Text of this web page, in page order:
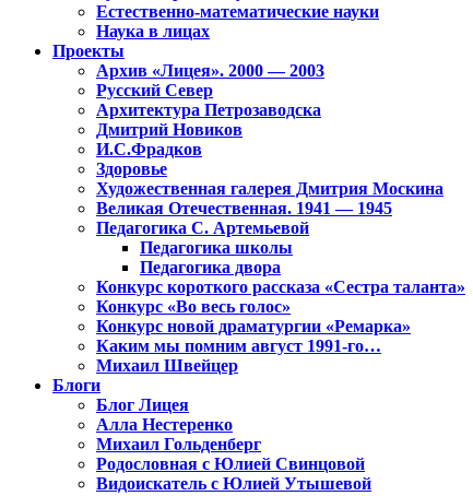
Естественно-математические науки
Наука в лицах
Проекты
Архив «Лицея». 2000 — 2003
Русский Север
Архитектура Петрозаводска
Дмитрий Новиков
И.С.Фрадков
Здоровье
Художественная галерея Дмитрия Москина
Великая Отечественная. 1941 — 1945
Педагогика С. Артемьевой
Педагогика школы
Педагогика двора
Конкурс короткого рассказа «Сестра таланта»
Конкурс «Во весь голос»
Конкурс новой драматургии «Ремарка»
Каким мы помним август 1991-го…
Михаил Швейцер
Блоги
Блог Лицея
Алла Нестеренко
Михаил Гольденберг
Родословная с Юлией Свинцовой
Видоискатель с Юлией Утышевой